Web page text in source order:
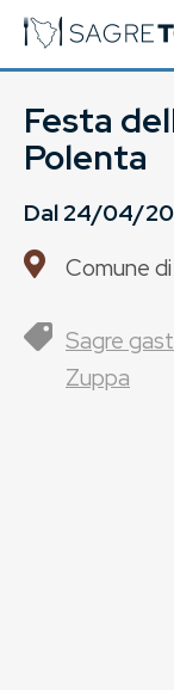
Festa
Polenta
Dal24/04/
Comune di
Sagre
Zuppa